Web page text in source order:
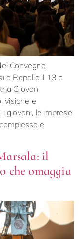
Convegno
a Rapallo il 13 e
Giovani
visione e
giovani, le imprese
e
il
che omaggia